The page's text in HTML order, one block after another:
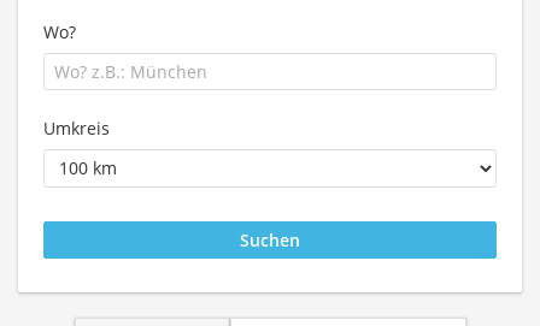
Wo?
Umkreis